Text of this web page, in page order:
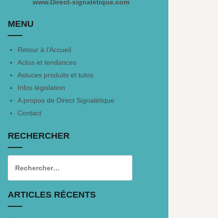
www.Direct-signalétique.com
MENU
Retour à l'Accueil
Actus et tendances
Astuces produits et tutos
Infos législation
A propos de Direct Signalétique
Contact
RECHERCHER
ARTICLES RÉCENTS